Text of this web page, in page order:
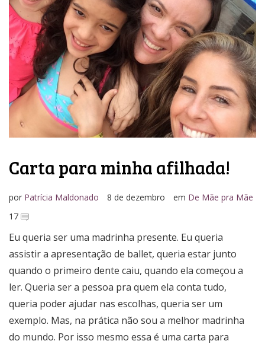
Carta para minha afilhada!
por Patrícia Maldonado 8 de dezembro em De Mãe pra Mãe
17
Eu queria ser uma madrinha presente. Eu queria
assistir a apresentação de ballet, queria estar junto
quando o primeiro dente caiu, quando ela começou a
ler. Queria ser a pessoa pra quem ela conta tudo,
queria poder ajudar nas escolhas, queria ser um
exemplo. Mas, na prática não sou a melhor madrinha
do mundo. Por isso mesmo essa é uma carta para